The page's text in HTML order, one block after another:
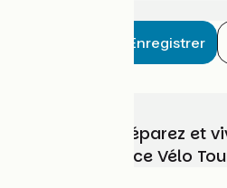
Enregistrer
Choisissez, préparez et
vélo avec France Vélo